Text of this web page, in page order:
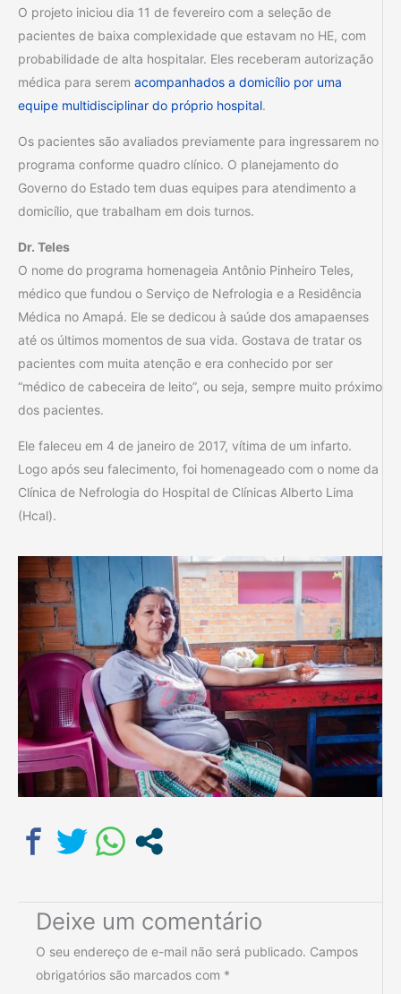
O projeto iniciou dia 11 de fevereiro com a seleção de
pacientes de baixa complexidade que estavam no HE, com
probabilidade de alta hospitalar. Eles receberam autorização
médica para serem acompanhados a domicílio por uma
equipe multidisciplinar do próprio hospital.
Os pacientes são avaliados previamente para ingressarem no
programa conforme quadro clínico. O planejamento do
Governo do Estado tem duas equipes para atendimento a
domicílio, que trabalham em dois turnos.
Dr. Teles
O nome do programa homenageia Antônio Pinheiro Teles,
médico que fundou o Serviço de Nefrologia e a Residência
Médica no Amapá. Ele se dedicou à saúde dos amapaenses
até os últimos momentos de sua vida. Gostava de tratar os
pacientes com muita atenção e era conhecido por ser
“médico de cabeceira de leito”, ou seja, sempre muito próximo
dos pacientes.
Ele faleceu em 4 de janeiro de 2017, vítima de um infarto.
Logo após seu falecimento, foi homenageado com o nome da
Clínica de Nefrologia do Hospital de Clínicas Alberto Lima
(Hcal).
Deixe um comentário
O seu endereço de e-mail não será publicado. Campos
obrigatórios são marcados com *